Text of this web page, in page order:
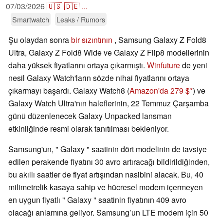
07/03/2026🇺🇸🇩🇪 ...
Smartwatch Leaks / Rumors
Şu olaydan sonrabir sızıntının , Samsung Galaxy Z Fold8
Ultra, Galaxy Z Fold8 Wide ve Galaxy Z Flip8 modellerinin
daha yüksek fiyatlarını ortaya çıkarmıştı. Winfuturede yeni
nesil Galaxy Watch'ların sözde nihai fiyatlarını ortaya
çıkarmayı başardı. Galaxy Watch8 (Amazon'da 279 $ ) ve
Galaxy Watch Ultra'nın haleflerinin, 22 Temmuz Çarşamba
günü düzenlenecek Galaxy Unpacked lansman
etkinliğinde resmi olarak tanıtılması bekleniyor.
Samsung'un, " Galaxy " saatinin dört modelinin de tavsiye
edilen perakende fiyatını 30 avro artıracağı bildirildiğinden,
bu akıllı saatler de fiyat artışından nasibini alacak. Bu, 40
milimetrelik kasaya sahip ve hücresel modem içermeyen
en uygun fiyatlı " Galaxy " saatinin fiyatının 409 avro
olacağı anlamına geliyor. Samsung’un LTE modem için 50